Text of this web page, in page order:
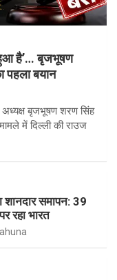
है’… बृजभूषण
पहला बयान
अध्यक्ष बृजभूषण शरण सिंह
में दिल्ली की राउज
समापन: 39
रहा भारत